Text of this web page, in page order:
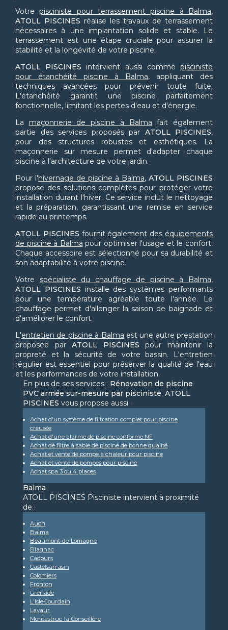
Votrepisciniste pour terrassement piscine à Balma,
ATOLL PISCINES réalise les travaux de terrassement
nécessaires à une implantation solide et stable. Le
terrassement est une étape cruciale pour assurer la
stabilité et la longévité de votre piscine.
ATOLL PISCINES intervient aussi commepisciniste
pour étanchéité piscine à Balma, appliquant des
techniques avancées pour prévenir toute fuite.
L'étanchéité garantit une piscine parfaitement
fonctionnelle, limitant les pertes d'eau et d'énergie.
La maçonnerie de piscine à Balma fait également
partie des services proposés par ATOLL PISCINES,
pour des structures robustes et esthétiques. La
maçonnerie sur mesure permet d'adapter chaque
piscine à l'architecture de votre jardin.
Pour l'hivernage de piscine à Balma, ATOLL PISCINES
propose des solutions complètes pour protéger votre
installation durant l'hiver. Ce service inclut le nettoyage
et la préparation, garantissant une remise en service
rapide au printemps.
ATOLL PISCINES fournit également des équipements
de piscine à Balma pour optimiser l'usage et le confort.
Chaque accessoire est sélectionné pour sa durabilité et
son adaptabilité à votre piscine.
Votre spécialiste du chauffage de piscine à Balma,
ATOLL PISCINES installe des systèmes performants
pour une température agréable toute l'année. Le
chauffage permet d'allonger la saison de baignade et
d'améliorer le confort.
L'entretien de piscine à Balma est une autre prestation
proposée par ATOLL PISCINES pour maintenir la
propreté et la sécurité de votre bassin. L'entretien
régulier est essentiel pour préserver la qualité de l'eau
et les performances de votre installation.
En plus de ses services : Rénovation de piscine
PVC armée sur-mesure par pisciniste, ATOLL
PISCINES vous propose aussi :
Achat d'un système de filtration complet pour piscine
creusée
Achat d'une alarme de piscine conforme NF
Achat de filtre à sable de piscine de bonne qualité
Achat et vente de pompe à chaleur pour piscine
Achat et vente de pompes pour piscine
Achat spa 3 ou 4 places
Balma
ATOLL PISCINES Pisciniste intervient à proximité
de :
Auch
Balma
Beaumont-de-Lomagne
Blagnac
Cadours
Castelsarrasin
Colomiers
Fronton
Grenade
L'Isle-Jourdain
Lavaur
Montastruc-la-Conseillère